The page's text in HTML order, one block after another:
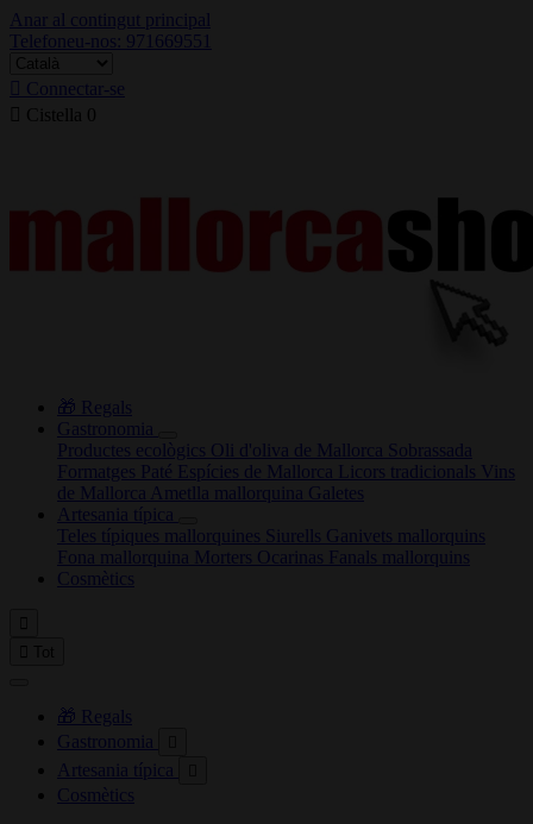
Anar al contingut principal
Telefoneu-nos: 971669551
Connectar-se
Cistella 0
🎁 Regals
Gastronomia
Productes ecològics Oli d'oliva de Mallorca Sobrassada
Formatges Paté Espícies de Mallorca Licors tradicionals Vins
de Mallorca Ametlla mallorquina Galetes
Artesania típica
Teles típiques mallorquines Siurells Ganivets mallorquins
Fona mallorquina Morters Ocarinas Fanals mallorquins
Cosmètics
🎁 Regals
Gastronomia
Artesania típica
Cosmètics